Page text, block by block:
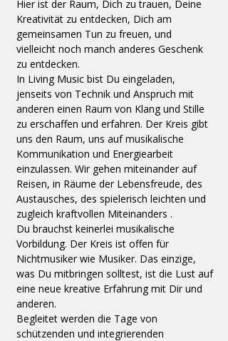
Hier ist der Raum, Dich zu trauen, Deine
Kreativität zu entdecken, Dich am
gemeinsamen Tun zu freuen, und
vielleicht noch manch anderes Geschenk
zu entdecken.
In Living Music bist Du eingeladen,
jenseits von Technik und Anspruch mit
anderen einen Raum von Klang und Stille
zu erschaffen und erfahren. Der Kreis gibt
uns den Raum, uns auf musikalische
Kommunikation und Energiearbeit
einzulassen. Wir gehen miteinander auf
Reisen, in Räume der Lebensfreude, des
Austausches, des spielerisch leichten und
zugleich kraftvollen Miteinanders .
Du brauchst keinerlei musikalische
Vorbildung. Der Kreis ist offen für
Nichtmusiker wie Musiker. Das einzige,
was Du mitbringen solltest, ist die Lust auf
eine neue kreative Erfahrung mit Dir und
anderen.
Begleitet werden die Tage von
schützenden und integrierenden